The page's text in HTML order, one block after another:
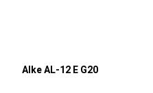
Alke AL-12 E G20